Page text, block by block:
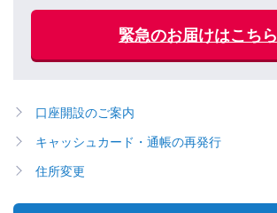
緊急のお届けはこちら
口座開設のご案内
キャッシュカード・通帳の再発行
住所変更